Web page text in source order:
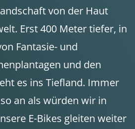
von der Haut
Erst 400 Meter tiefer, in
Fantasie- und
und den
es ins Tiefland. Immer
an als würden wir in
E-Bikes gleiten weiter